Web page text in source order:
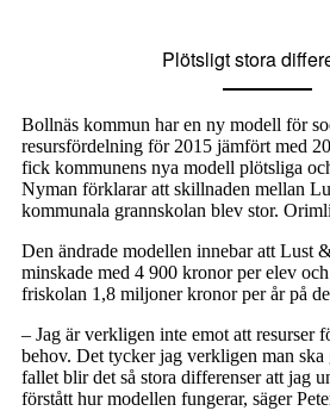
Plötsligt stora
Bollnäs kommun har en ny modell för
resursfördelning för 2015 jämfört med
fick kommunens nya modell plötsliga
Nyman förklarar att skillnaden mellan
kommunala grannskolan blev stor.
Den ändrade modellen innebar att Lust
minskade med 4 900 kronor per elev
friskolan 1,8 miljoner kronor per år på
– Jag är verkligen inte emot att resurser
behov. Det tycker jag verkligen man
fallet blir det så stora differenser att jag
förstått hur modellen fungerar, säger